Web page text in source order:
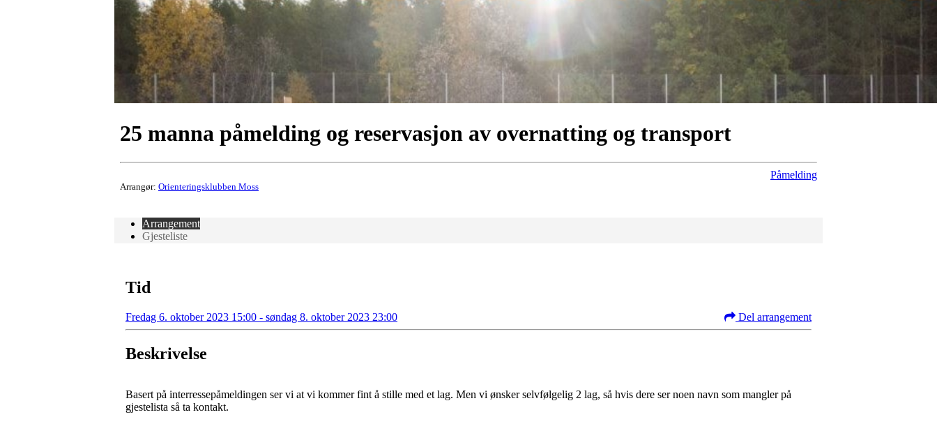
25 manna påmelding og reservasjon av overnatting og transport
Arrangør: Orienteringsklubben Moss
Påmelding
Arrangement
Gjesteliste
Tid
Fredag 6. oktober 2023 15:00 - søndag 8. oktober 2023 23:00 Del arrangement
Beskrivelse
Basert på interressepåmeldingen ser vi at vi kommer fint å stille med et lag. Men vi ønsker selvfølgelig 2 lag, så hvis dere ser noen navn som mangler på
gjestelista så ta kontakt.